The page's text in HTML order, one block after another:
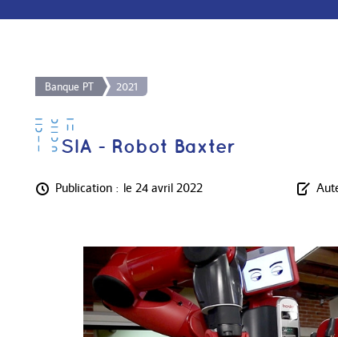
Banque PT 2021
SIA - Robot Baxter
Publication : le 24 avril 2022